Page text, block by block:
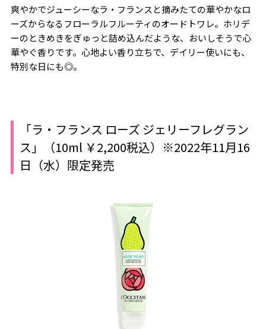
爽やかでジューシーなラ・フランスと摘みたての華やかなロ
ーズからなるフローラルフルーティのオードトワレ。ホリデ
ーのときめきをぎゅっと詰め込んだような、おいしそうで心
華やぐ香りです。心地よい香り立ちで、デイリー使いにも、
特別な日にも◎。
「ラ・フランス ローズ ジェリーフレグラン
ス」（10ml ￥2,200税込）※2022年11月16
日（水）限定発売